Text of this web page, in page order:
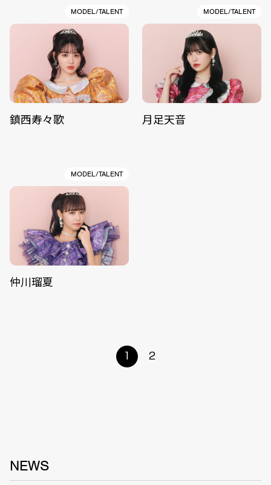
MODEL/TALENT
鎮西寿々歌
MODEL/TALENT
月足天音
MODEL/TALENT
仲川瑠夏
1 2
NEWS